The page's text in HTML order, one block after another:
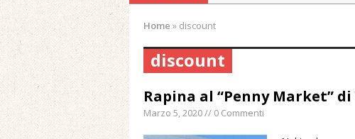
Agosto 6, 2026 in Cronaca:
Agosto 4, 2026 in Chiesa:
Agosto 3, 2026 in Cronaca:
Home » discount
discount
Rapina al “Penny Market”
Marzo 5, 2020 // 0 Commenti